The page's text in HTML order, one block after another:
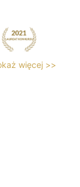
więcej >>